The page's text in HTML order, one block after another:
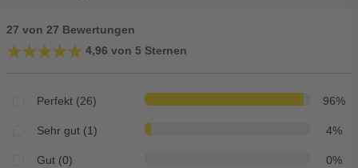
27 von 27 Bewertungen
★★★★★
★★★★★ 4,96 von 5 Sternen
Perfekt (26) 96%
Sehr gut (1) 4%
Gut (0) 0%